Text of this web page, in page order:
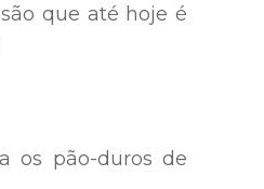
que até hoje é
os pão-duros de